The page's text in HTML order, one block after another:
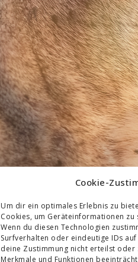
Cookie-
Um dir ein optimales Erlebnis zu
Cookies, um Geräteinformationen
Wenn du diesen Technologien
Surfverhalten oder eindeutige IDs
deine Zustimmung nicht erteilst oder
Merkmale und Funktionen